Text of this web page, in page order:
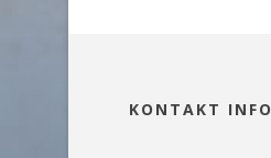
KONTAKT INFO